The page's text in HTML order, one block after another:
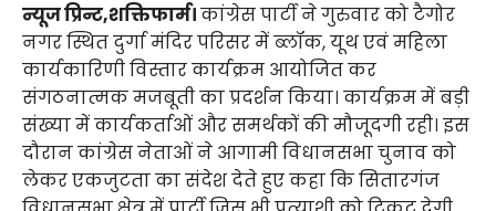
न्यूज प्रिन्ट,शक्तिफार्म।कांग्रेस पार्टी ने गुरुवार को टैगोर
नगर स्थित दुर्गा मंदिर परिसर में ब्लॉक, यूथ एवं महिला
कार्यकारिणी विस्तार कार्यक्रम आयोजित कर
संगठनात्मक मजबूती का प्रदर्शन किया। कार्यक्रम में बड़ी
संख्या में कार्यकर्ताओं और समर्थकों की मौजूदगी रही। इस
दौरान कांग्रेस नेताओं ने आगामी विधानसभा चुनाव को
लेकर एकजुटता का संदेश देते हुए कहा कि सितारगंज